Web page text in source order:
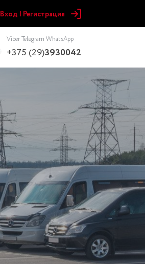
Вход | Регистрация
Viber Telegram WhatsApp
+375 (29)3930042